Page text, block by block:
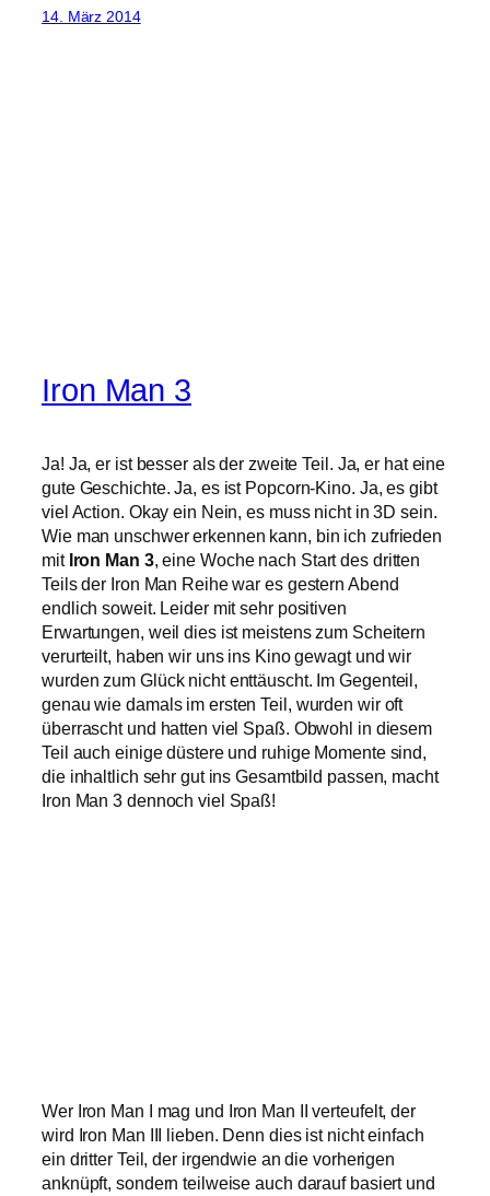
14. März 2014
Iron Man 3
Ja! Ja, er ist besser als der zweite Teil. Ja, er hat eine
gute Geschichte. Ja, es ist Popcorn-Kino. Ja, es gibt
viel Action. Okay ein Nein, es muss nicht in 3D sein.
Wie man unschwer erkennen kann, bin ich zufrieden
mit Iron Man 3, eine Woche nach Start des dritten
Teils der Iron Man Reihe war es gestern Abend
endlich soweit. Leider mit sehr positiven
Erwartungen, weil dies ist meistens zum Scheitern
verurteilt, haben wir uns ins Kino gewagt und wir
wurden zum Glück nicht enttäuscht. Im Gegenteil,
genau wie damals im ersten Teil, wurden wir oft
überrascht und hatten viel Spaß. Obwohl in diesem
Teil auch einige düstere und ruhige Momente sind,
die inhaltlich sehr gut ins Gesamtbild passen, macht
Iron Man 3 dennoch viel Spaß!
Wer Iron Man I mag und Iron Man II verteufelt, der
wird Iron Man III lieben. Denn dies ist nicht einfach
ein dritter Teil, der irgendwie an die vorherigen
anknüpft, sondern teilweise auch darauf basiert und